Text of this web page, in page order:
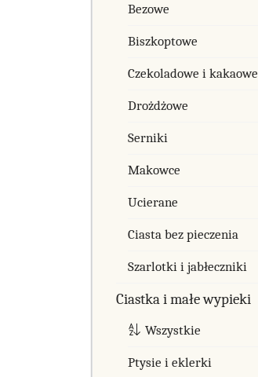
Bezowe
Biszkoptowe
Czekoladowe i kakaowe
Drożdżowe
Serniki
Makowce
Ucierane
Ciasta bez pieczenia
Szarlotki i jabłeczniki
Ciastka i małe wypieki
Wszystkie
Ptysie i eklerki